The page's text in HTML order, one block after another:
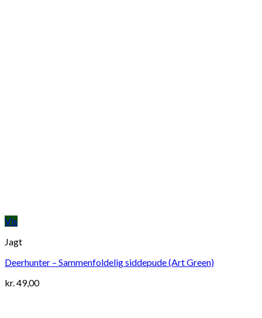
Vis
Jagt
Deerhunter – Sammenfoldelig siddepude (Art Green)
kr.49,00